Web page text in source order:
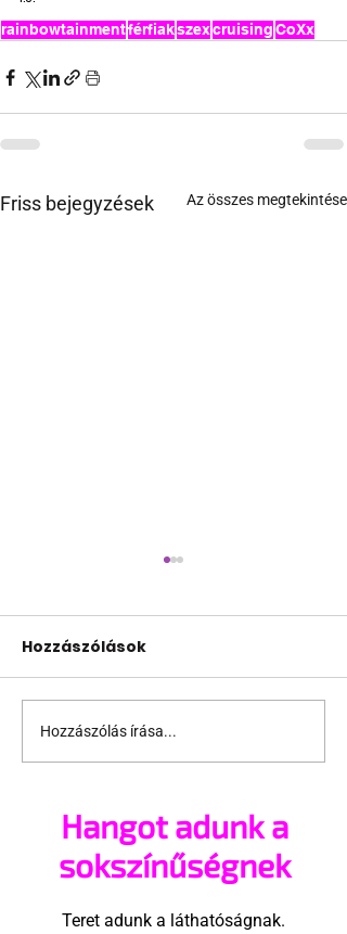
rainbowtainmentférfiakszexcruisingCoXx
Friss bejegyzések Az összes megtekintése
Miket nézzünk idén a
Sziget queer
Hozzászólások
Hozzászólás írása...
Hangot adunk a
sokszínűségnek
Teret adunk a láthatóságnak.